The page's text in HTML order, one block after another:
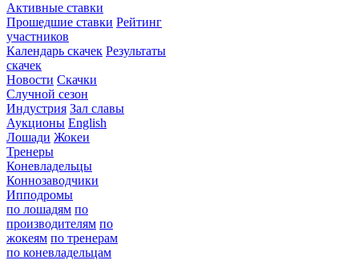
Активные ставки
Прошедшие ставки Рейтинг
участников
Календарь скачек Результаты
скачек
Новости Скачки
Случной сезон
Индустрия Зал славы
Аукционы English
Лошади Жокеи
Тренеры
Коневладельцы
Коннозаводчики
Ипподромы
по лошадям по
производителям по
жокеям по тренерам
по коневладельцам